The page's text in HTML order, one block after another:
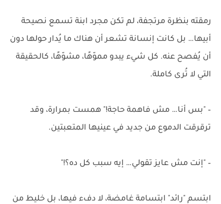
رمقته بنظرة مرتجفة، لم تكن مجرد ابنة تسمع نصيحة
أبيها… بل كانت إنسانة تشعر أن هناك ما يُدار حولها دون
أن يُفصح عنه. كل شيء يبدو مموّهًا، مشوّهًا، كالحقيقة
التي لا تُرى كاملة.
– "بس أنا… مش فاهمة حاجة!" همست بمرارة، وقد
ترقرقت الدموع من جديد في عينيها المتعبتين.
– "إنت مش عايز تقولي… إيه سبب كل ده؟!"
ابتسم "رائد" ابتسامة غامضة، لا دفء فيها، بل خليط من